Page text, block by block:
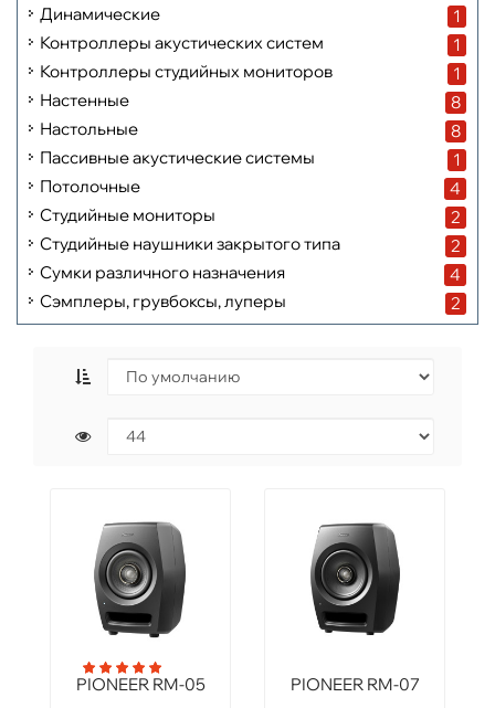
Динамические
1
Контроллеры акустических систем
1
Контроллеры студийных мониторов
1
Настенные
8
Настольные
8
Пассивные акустические системы
1
Потолочные
4
Студийные мониторы
2
Студийные наушники закрытого типа
2
Сумки различного назначения
4
Сэмплеры, грувбоксы, луперы
2
PIONEER RM-05 PIONEER RM-07